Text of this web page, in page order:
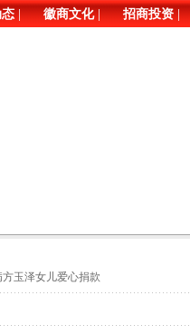
| 徽商文化| 招商投资|
玉泽女儿爱心捐款